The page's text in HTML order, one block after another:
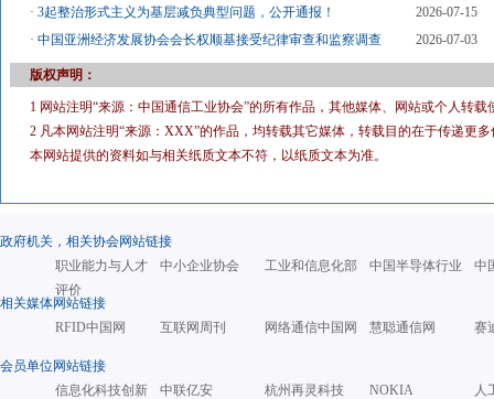
·3起整治形式主义为基层减负典型问题，公开通报！
2026-07-15
·中国亚洲经济发展协会会长权顺基接受纪律审查和监察调查 2026-07-03
版权声明：
1 网站注明“来源：中国通信工业协会”的所有作品，其他媒体、网站或个人转
2 凡本网站注明“来源：XXX”的作品，均转载其它媒体，转载目的在于传递更
本网站提供的资料如与相关纸质文本不符，以纸质文本为准。
政府机关，相关协会网站链接
职业能力与人才
评价
中小企业协会 工业和信息化部 中国半导体行业 中
相关媒体网站链接
RFID中国网
互联网周刊 网络通信中国网 慧聪通信网 赛
会员单位网站链接
信息化科技创新
中联亿安 杭州再灵科技 NOKIA
人